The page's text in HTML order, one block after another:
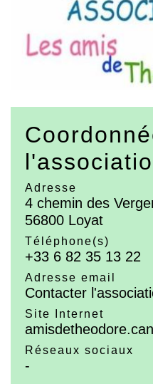
Adresse
4 chemin des
56800 Loyat
Téléphone(s)
+33 6 82 35 13 22
Adresse email
Contacter
Site Internet
Réseaux sociaux
-